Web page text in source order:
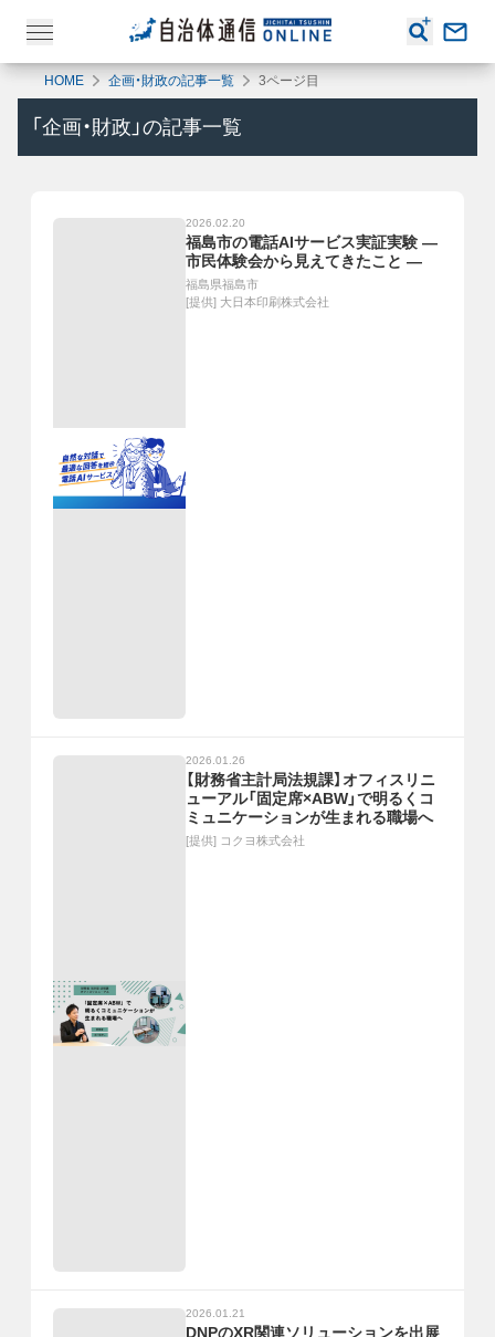
HOME 企画・財政の記事一覧 3ページ目
「 企画・財政 」の記事一覧
2026.02.20
福島市の電話AIサービス実証実験 ―
市民体験会から見えてきたこと ―
福島県福島市
[提供] 大日本印刷株式会社
2026.01.26
【財務省主計局法規課】オフィスリニ
ューアル「固定席×ABW」で明るくコ
ミュニケーションが生まれる職場へ
[提供] コクヨ株式会社
2026.01.21
DNPのXR関連ソリューションを出展